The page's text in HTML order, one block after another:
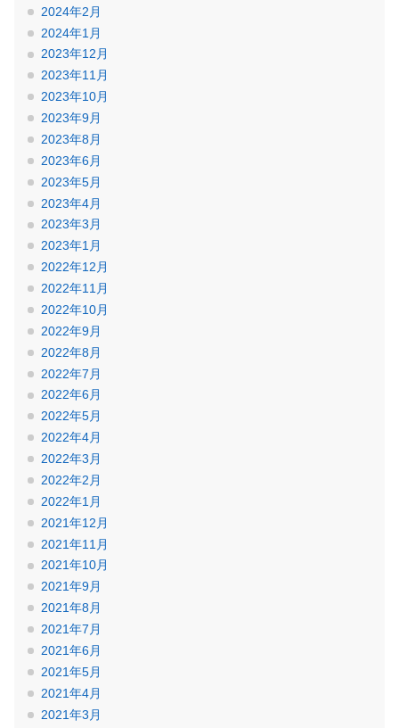
2024年2月
2024年1月
2023年12月
2023年11月
2023年10月
2023年9月
2023年8月
2023年6月
2023年5月
2023年4月
2023年3月
2023年1月
2022年12月
2022年11月
2022年10月
2022年9月
2022年8月
2022年7月
2022年6月
2022年5月
2022年4月
2022年3月
2022年2月
2022年1月
2021年12月
2021年11月
2021年10月
2021年9月
2021年8月
2021年7月
2021年6月
2021年5月
2021年4月
2021年3月